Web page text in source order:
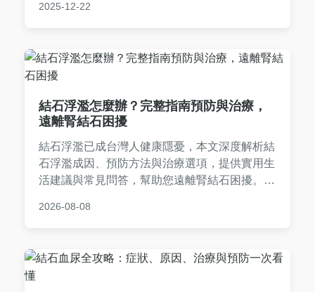
是否替代洗牙，幫助您聰明選擇適合的牙膏，維
2025-12-22
結石浮濫怎麼辦？完整指南預防與治療，
遠離腎結石困擾
結石浮濫已成台灣人健康隱憂，本文深度解析結
石浮濫成因、預防方法與治療選項，提供實用生
活建議與常見問答，幫助您遠離腎結石困擾。從
2026-08-08